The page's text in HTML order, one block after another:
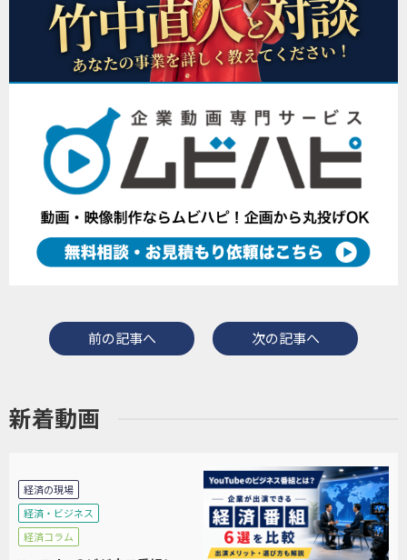
前の記事へ 次の記事へ
新着動画
経済の現場
経済・ビジネス
経済コラム